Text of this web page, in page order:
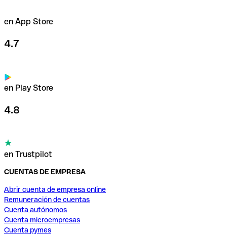
en App Store
4.7
en Play Store
4.8
en Trustpilot
CUENTAS DE EMPRESA
Abrir cuenta de empresa online
Remuneración de cuentas
Cuenta autónomos
Cuenta microempresas
Cuenta pymes